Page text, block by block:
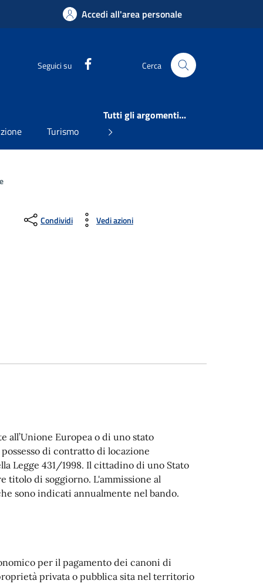
Accedi all'area personale
Seguici su Cerca
Turismo
Tutti gli argomenti...
Condividi Vedi azioni
Europea o di uno stato
di contratto di locazione
Legge 431/1998. Il cittadino di uno Stato
titolo di soggiorno. L'ammissione al
sono indicati annualmente nel bando.
per il pagamento dei canoni di
privata o pubblica sita nel territorio